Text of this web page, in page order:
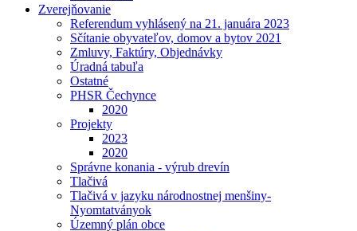
Zverejňovanie
Referendum vyhlásený na 21. januára 2023
Sčítanie obyvateľov, domov a bytov 2021
Zmluvy, Faktúry, Objednávky
Úradná tabuľa
Ostatné
PHSR Čechynce
2020
Projekty
2023
2020
Správne konania - výrub drevín
Tlačivá
Tlačivá v jazyku národnostnej menšiny-
Nyomtatványok
Územný plán obce